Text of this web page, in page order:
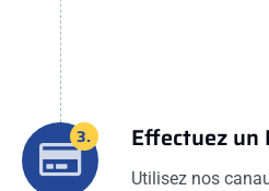
3. Effectuez un
Utilisez nos